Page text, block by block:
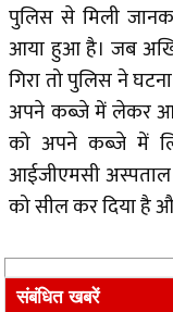
पुलिस से मिली
आया हुआ है। जब
गिरा तो पुलिस ने
अपने कब्जे में लेकर
को अपने कब्जे में
आईजीएमसी
को सील कर दिया है
संबंधित खबरें